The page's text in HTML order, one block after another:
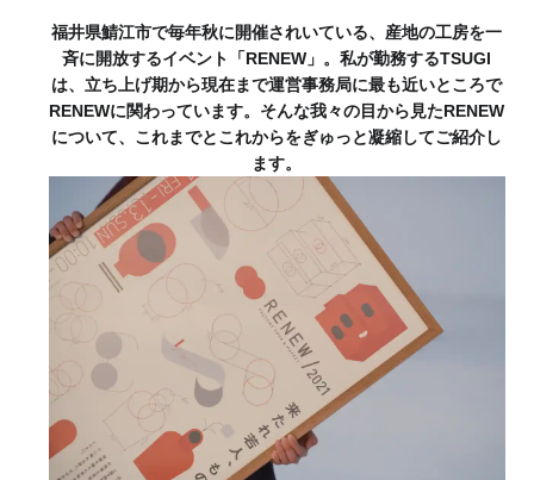
福井県鯖江市で毎年秋に開催されいている、産地の工房を一
斉に開放するイベント「RENEW」。私が勤務するTSUGI
は、立ち上げ期から現在まで運営事務局に最も近いところで
RENEWに関わっています。そんな我々の目から見たRENEW
について、これまでとこれからをぎゅっと凝縮してご紹介し
ます。